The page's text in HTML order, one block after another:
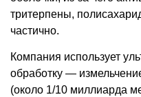
тритерпены,
частично.
Компания использует
обработку —
(около 1/10 миллиарда